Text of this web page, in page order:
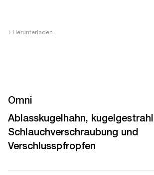
› Herunterladen
Omni
Ablasskugelhahn,
Schlauchverschraubung und
Verschlusspfropfen